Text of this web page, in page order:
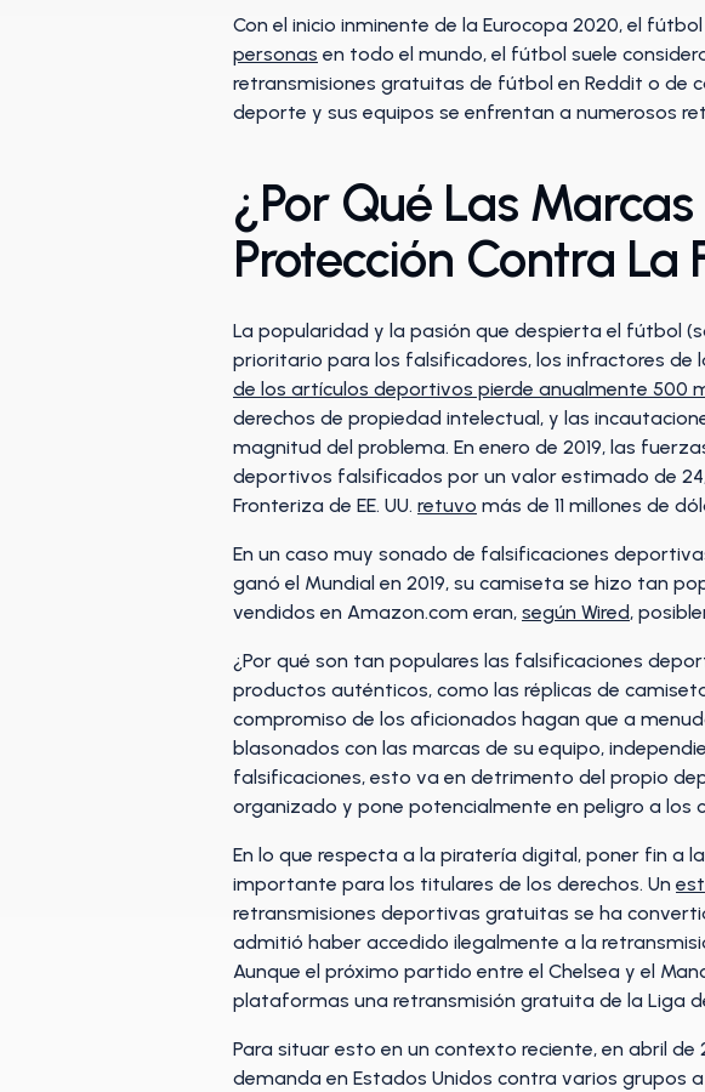
Con el inicio inminente de la Eurocopa 2020, el
personas en todo el mundo, el fútbol suele
retransmisiones gratuitas de fútbol en Reddit o de
deporte y sus equipos se enfrentan a numerosos
¿Por Qué Las
Protección Contra La
La popularidad y la pasión que despierta el fútbol
prioritario para los falsificadores, los infractores de
de los artículos deportivos pierde anualmente 500
derechos de propiedad intelectual, y las
magnitud del problema. En enero de 2019, las
deportivos falsificados por un valor estimado de
Fronteriza de EE. UU. retuvo más de 11 millones de
En un caso muy sonado de falsificaciones
ganó el Mundial en 2019, su camiseta se hizo tan
vendidos en Amazon.com eran, según Wired,
¿Por qué son tan populares las falsificaciones
productos auténticos, como las réplicas de
compromiso de los aficionados hagan que a
blasonados con las marcas de su equipo,
falsificaciones, esto va en detrimento del propio
organizado y pone potencialmente en peligro a los
En lo que respecta a la piratería digital, poner fin a
importante para los titulares de los derechos. Un
retransmisiones deportivas gratuitas se ha
admitió haber accedido ilegalmente a la
Aunque el próximo partido entre el Chelsea y el
plataformas una retransmisión gratuita de la Liga
Para situar esto en un contexto reciente, en abril de
demanda en Estados Unidos contra varios grupos